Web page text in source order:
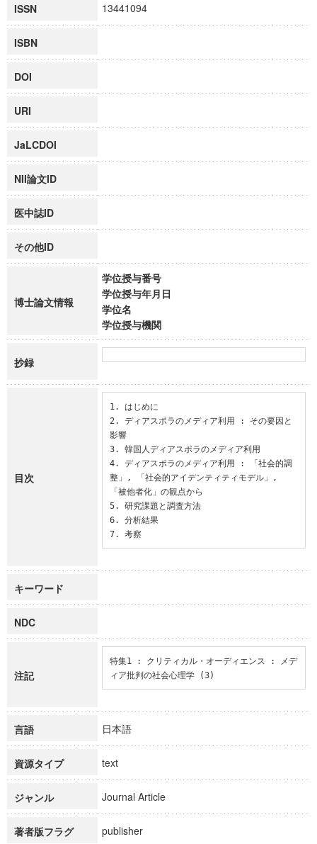
ISSN 13441094
ISBN
DOI
URI
JaLCDOI
NII論文ID
医中誌ID
その他ID
博士論文情報
学位授与番号
学位授与年月日
学位名
学位授与機関
抄録
目次
1. はじめに
2. ディアスポラのメディア利用 : その要因と
影響
3. 韓国人ディアスポラのメディア利用
4. ディアスポラのメディア利用 : 「社会的調
整」, 「社会的アイデンティティモデル」,
「被他者化」の観点から
5. 研究課題と調査方法
6. 分析結果
7. 考察
キーワード
NDC
注記
特集1 : クリティカル・オーディエンス : メデ
ィア批判の社会心理学 (3)
言語 日本語
資源タイプ text
ジャンル Journal Article
著者版フラグ publisher